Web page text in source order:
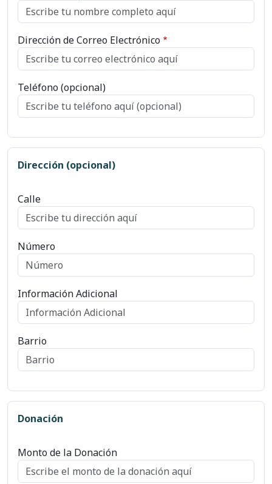
Dirección de Correo Electrónico
Teléfono (opcional)
Dirección (opcional)
Calle
Número
Información Adicional
Barrio
Donación
Monto de la Donación